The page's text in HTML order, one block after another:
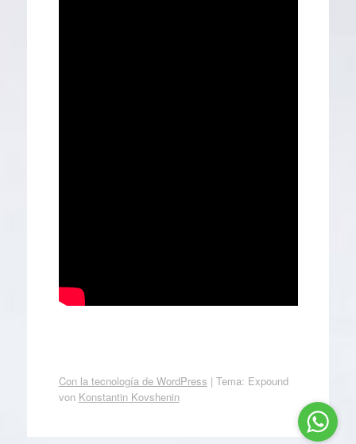
Con la tecnología de WordPress | Tema: Expound
von Konstantin Kovshenin